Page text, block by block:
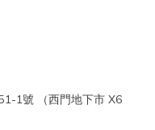
1號 （西門地下市 X6